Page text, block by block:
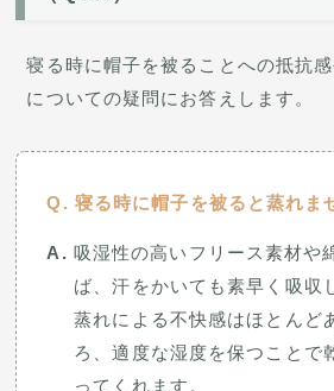
寝る時に帽子を被ることへの抵抗
についての疑問にお答えします。
寝る時に帽子を被ると蒸れま
吸湿性の高いフリース素材や
ば、汗をかいても素早く吸収
蒸れによる不快感はほとんど
ろ、適度な湿度を保つことで
ってくれます。